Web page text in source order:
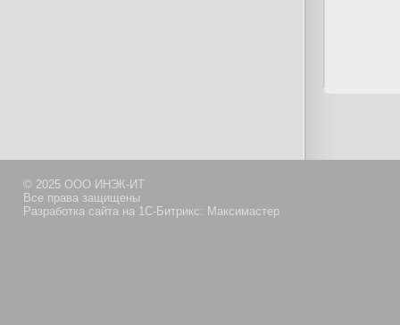
© 2025 ООО ИНЭК-ИТ
Все права защищены
Разработка сайта на 1С-Битрикс: Максимастер